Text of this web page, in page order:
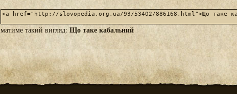
матиме такий вигляд: Що таке кабальний